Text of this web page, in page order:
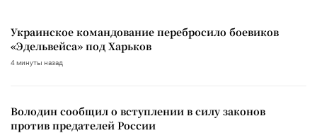
Украинское командование перебросило боевиков
«Эдельвейса» под Харьков
4 минуты назад
Володин сообщил о вступлении в силу законов
против предателей России